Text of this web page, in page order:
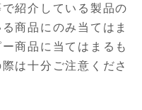
紹介している製品の
商品にのみ当てはま
商品に当てはまるも
は十分ご注意くださ